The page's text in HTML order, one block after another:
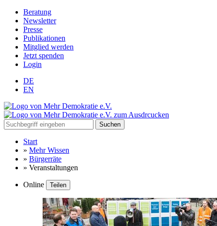
Beratung
Newsletter
Presse
Publikationen
Mitglied werden
Jetzt spenden
Login
DE
EN
Suchen
Start
» Mehr Wissen
» Bürgerräte
» Veranstaltungen
Online Teilen